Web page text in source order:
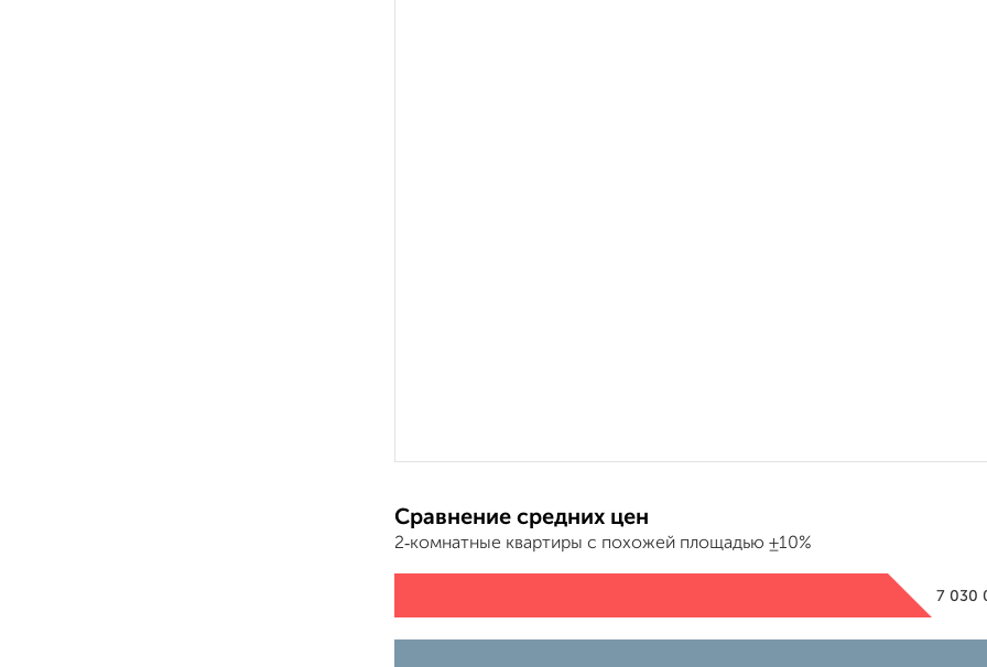
Сравнение средних цен
2‑комнатные квартиры с похожей площадью ±10%
7 030